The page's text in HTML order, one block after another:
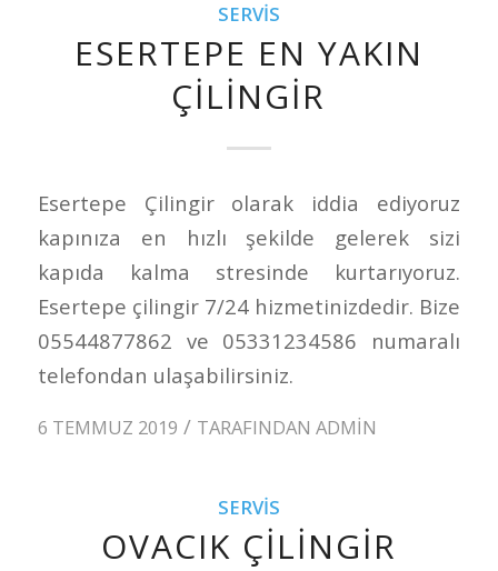
SERVIS
ESERTEPE EN YAKIN
ÇILINGIR
Esertepe Çilingir olarak iddia ediyoruz
kapınıza en hızlı şekilde gelerek sizi
kapıda kalma stresinde kurtarıyoruz.
Esertepe çilingir 7/24 hizmetinizdedir. Bize
05544877862 ve 05331234586 numaralı
telefondan ulaşabilirsiniz.
6 TEMMUZ 2019 / TARAFINDAN ADMIN
SERVIS
OVACIK ÇILINGIR